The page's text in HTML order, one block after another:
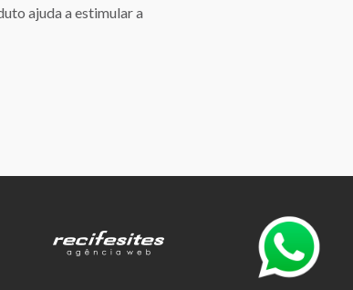
ajuda a estimular a